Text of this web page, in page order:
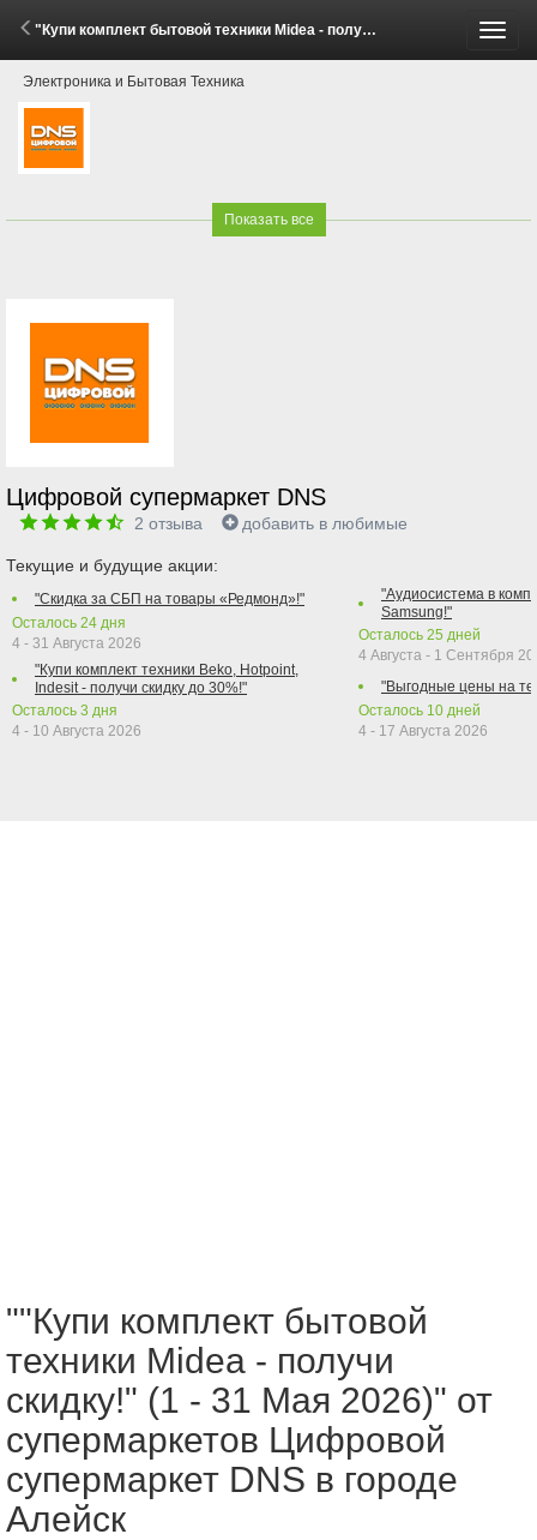
"Купи комплект бытовой техники Midea - получи скидку!" (1 - 31 Мая 2026)
Электроника и Бытовая Техника
Показать все
Цифровой супермаркет DNS
2 отзыва добавить в любимые
Текущие и будущие акции:
"Скидка за СБП на товары «Редмонд»!"
Осталось 24 дня
4 - 31 Августа 2026
"Купи комплект техники Beko, Hotpoint,
Indesit - получи скидку до 30%!"
Осталось 3 дня
4 - 10 Августа 2026
"Аудиосистема в
Samsung!"
Осталось 25 дней
4 Августа - 1 Сентября
"Выгодные цены на
Осталось 10 дней
4 - 17 Августа 2026
""Купи комплект бытовой
техники Midea - получи
скидку!" (1 - 31 Мая 2026)" от
супермаркетов Цифровой
супермаркет DNS в городе
Алейск